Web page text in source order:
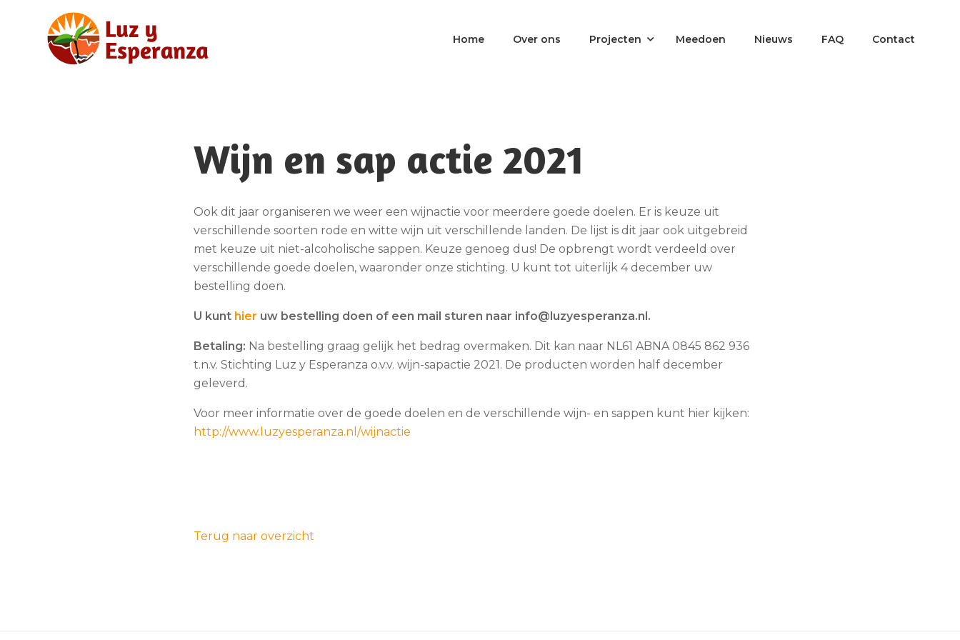
Home Over ons Projecten Meedoen Nieuws FAQ Contact
Wijn en sap actie 2021
Ook dit jaar organiseren we weer een wijnactie voor meerdere goede doelen. Er is keuze uit
verschillende soorten rode en witte wijn uit verschillende landen. De lijst is dit jaar ook uitgebreid
met keuze uit niet-alcoholische sappen. Keuze genoeg dus! De opbrengt wordt verdeeld over
verschillende goede doelen, waaronder onze stichting. U kunt tot uiterlijk 4 december uw
bestelling doen.
U kunt hier uw bestelling doen of een mail sturen naar info@luzyesperanza.nl.
Betaling: Na bestelling graag gelijk het bedrag overmaken. Dit kan naar NL61 ABNA 0845 862 936
t.n.v. Stichting Luz y Esperanza o.v.v. wijn-sapactie 2021. De producten worden half december
geleverd.
Voor meer informatie over de goede doelen en de verschillende wijn- en sappen kunt hier kijken:
http://www.luzyesperanza.nl/wijnactie
Terug naar overzicht